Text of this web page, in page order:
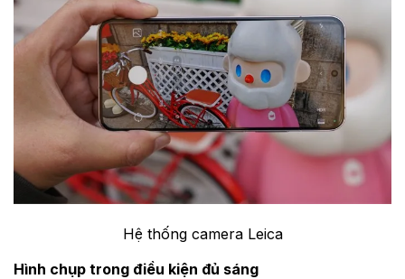
Hệ thống camera Leica
Hình chụp trong điều kiện đủ sáng